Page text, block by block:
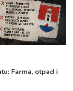
Farma, otpad i